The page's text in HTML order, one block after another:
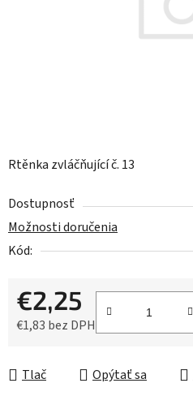
Rtěnka zvláčňující č. 13
Dostupnosť
Možnosti doručenia
Kód:
€2,25
€1,83 bez DPH
Tlač Opýtať sa